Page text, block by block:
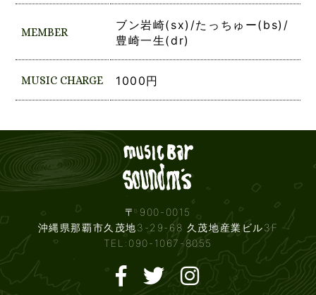
MEMBER
ブン岩崎(sx)/たっちゅー(bs)/
豊崎一生(dr)
MUSIC CHARGE 1000円
〒 900-0015
沖縄県那覇市久茂地3-29-68 久茂地産業ビル3F
TEL:090-1067-8055